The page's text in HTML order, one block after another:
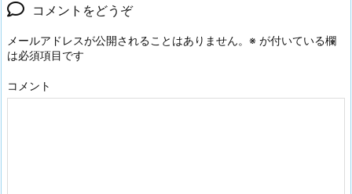
コメントをどうぞ
メールアドレスが公開されることはありません。 ※ が付いている欄
は必須項目です
コメント